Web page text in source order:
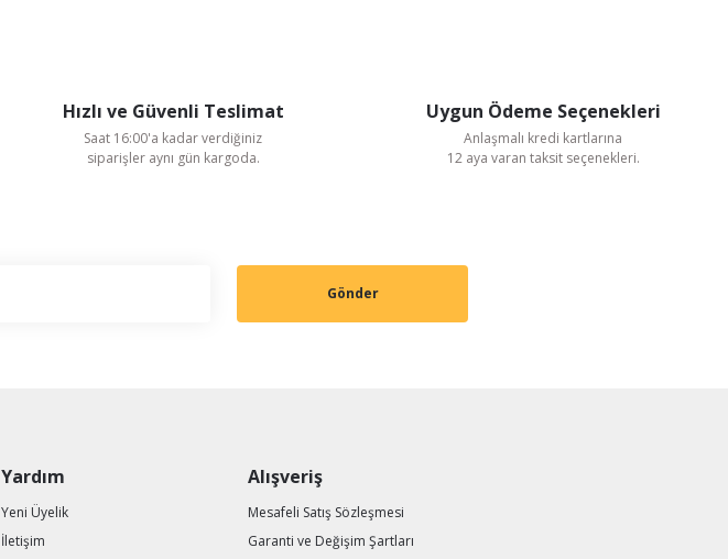
Hızlı ve Güvenli Teslimat
Saat 16:00'a kadar verdiğiniz
siparişler aynı gün kargoda.
Uygun Ödeme Seçenekleri
Anlaşmalı kredi kartlarına
12 aya varan taksit seçenekleri.
Gönder
Yardım
Yeni Üyelik
İletişim
Alışveriş
Mesafeli Satış Sözleşmesi
Garanti ve Değişim Şartları